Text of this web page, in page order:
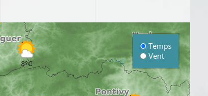
8°C
9°C
Temps
Vent